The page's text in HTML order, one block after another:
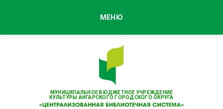
МУНИЦИПАЛЬНОЕ БЮДЖЕТНОЕ УЧРЕЖДЕНИЕ
КУЛЬТУРЫ АНГАРСКОГО ГОРОДСКОГО ОКРУГА
МЕНЮ